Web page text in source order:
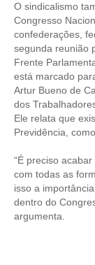
PISO SALARIAL
FIQUE POR
OPORTUNIDADES
APRESENTAÇÃO
CARREIRA
AUTÔNOMOS E
O sindicalismo
Congresso
confederações,
segunda reunião
Frente
está marcado
Artur Bueno de
dos
Ele relata que
Previdência,
“É preciso
com todas as
isso a
dentro do
argumenta.